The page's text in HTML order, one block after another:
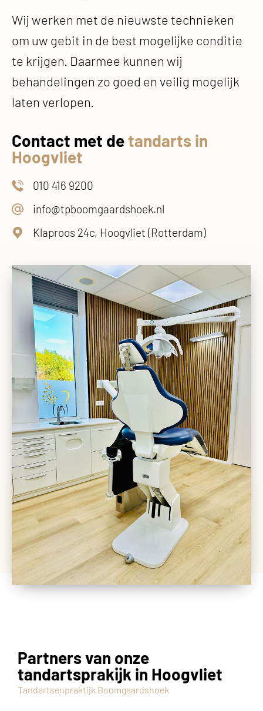
Wij werken met de nieuwste technieken
om uw gebit in de best mogelijke conditie
te krijgen. Daarmee kunnen wij
behandelingen zo goed en veilig mogelijk
laten verlopen.
Contact met detandarts in
Hoogvliet
010 416 9200
info@tpboomgaardshoek.nl
Klaproos 24c, Hoogvliet (Rotterdam)
Partners van onze
tandartsprakijk in Hoogvliet
Tandartsenpraktijk Boomgaardshoek